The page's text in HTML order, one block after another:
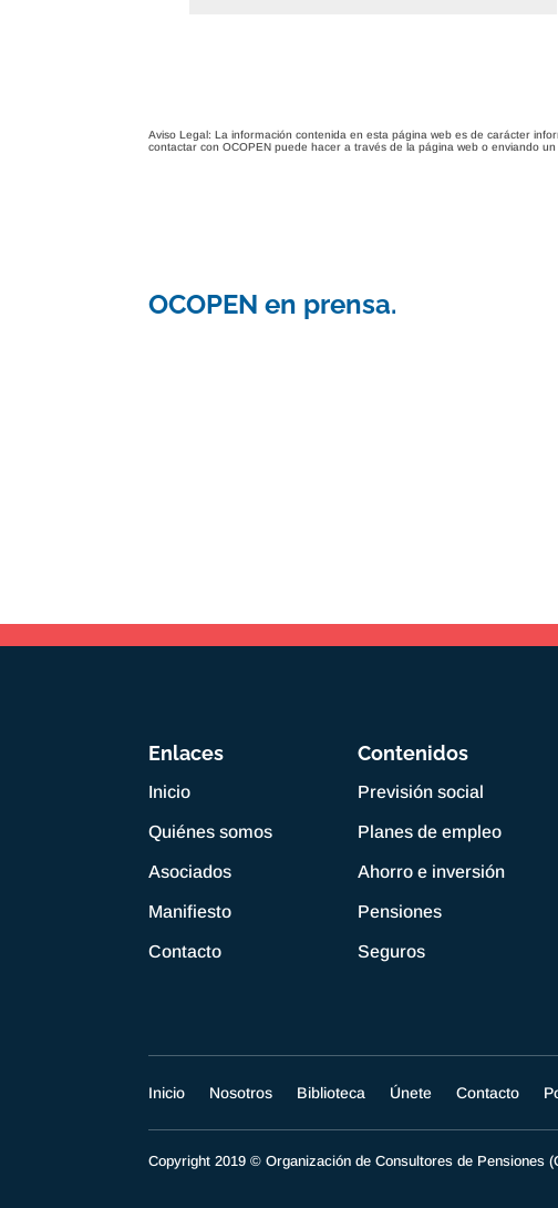
Aviso Legal: La información contenida en esta página web es de carácter
contactar con OCOPEN puede hacer a través de la página web o enviando
OCOPEN en prensa.
Enlaces
Inicio
Quiénes somos
Asociados
Manifiesto
Contacto
Contenidos
Previsión social
Planes de empleo
Ahorro e inversión
Pensiones
Seguros
Inicio Nosotros Biblioteca Únete Contacto
Copyright 2019 © Organización de Consultores de Pensiones